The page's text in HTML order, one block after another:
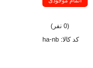
(0 نفر)
کد کالا: ha-nb